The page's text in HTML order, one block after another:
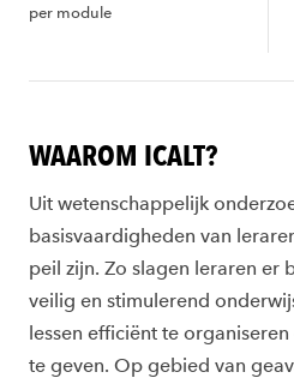
per module
WAAROM ICALT?
Uit wetenschappelijk
basisvaardigheden van
peil zijn. Zo slagen leraren er
veilig en stimulerend
lessen efficiënt te
te geven. Op gebied van